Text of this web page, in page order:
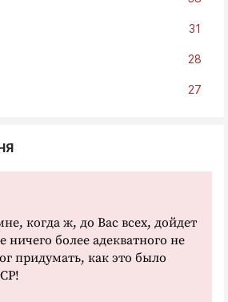
31
28
27
когда ж, до Вас всех, дойдет
ничего более адекватного не
придумать, как это было